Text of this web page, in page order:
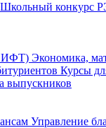
Школьный конкурс
Экономика,
Курсы
выпускников
Управление